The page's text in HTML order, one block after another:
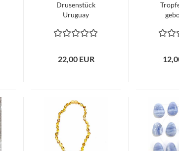
Drusenstück
Uruguay
22,00 EUR